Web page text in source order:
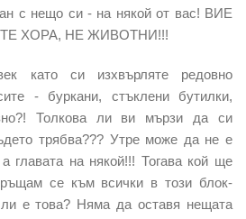
с нещо си - на някой от вас! ВИЕ
ХОРА, НЕ ЖИВОТНИ!!!
като си изхвърляте редовно
- буркани, стъклени бутилки,
Толкова ли ви мързи да си
трябва??? Утре може да не е
главата на някой!!! Тогава кой ще
се към всички в този блок-
е това? Няма да оставя нещата